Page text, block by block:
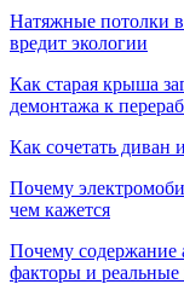
Натяжные потолки
вредит экологии
Как старая крыша
демонтажа к
Как сочетать диван
Почему
чем кажется
Почему содержание
факторы и